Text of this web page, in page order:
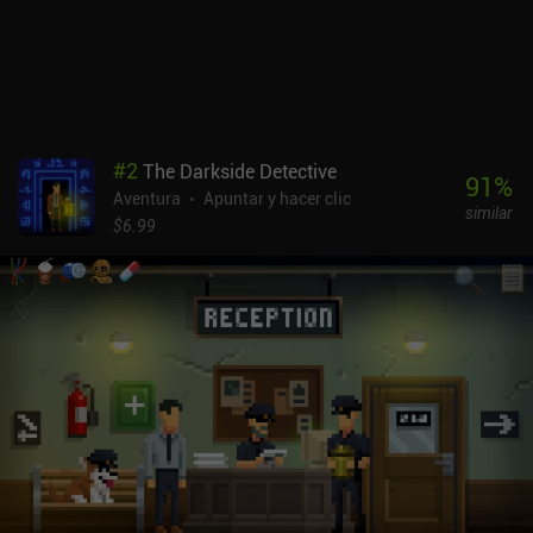
el final, y otra mitad dejará de jugar enseguida. Si usted pertenece
a la primera, asegúrese de comprobarlo.
#2 The Darkside Detective
Aventura
Apuntar y hacer clic
$6.99
91%
similar